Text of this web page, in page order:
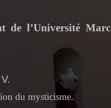
de l’Université Marc
du mysticisme.